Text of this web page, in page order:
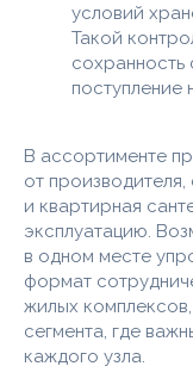
условий
Такой
сохранность
поступление
В ассортименте
от
и квартирная
эксплуатацию.
в одном месте
формат
жилых
сегмента, где
каждого узла.